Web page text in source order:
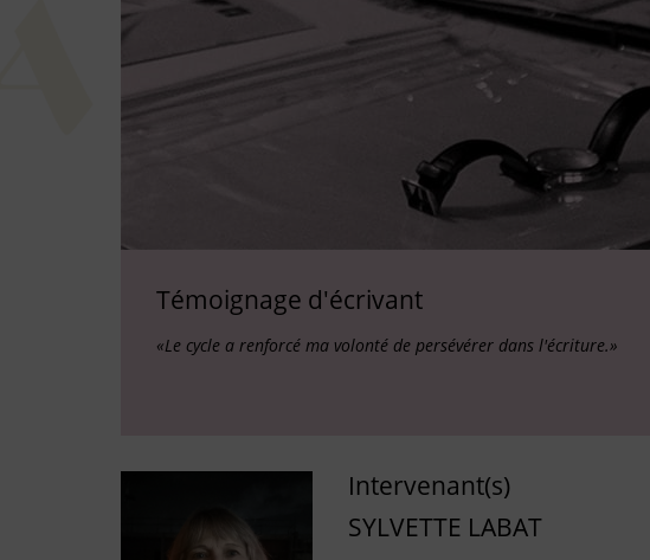
Témoignage d'écrivant
«Le cycle a renforcé ma volonté de persévérer dans l'écriture.»
Intervenant(s)
SYLVETTE LABAT